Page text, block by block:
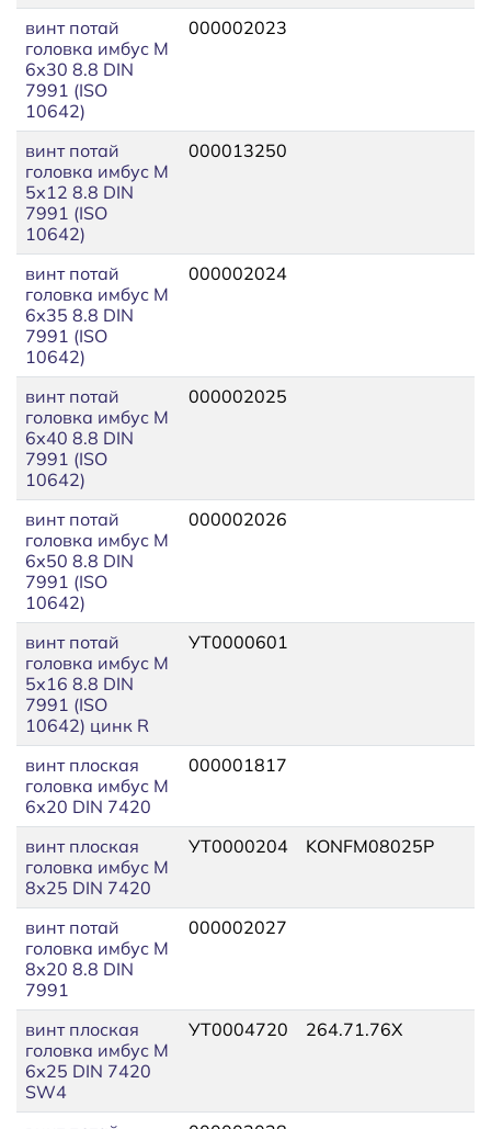
винт потай
головка имбус М
6х30 8.8 DIN
7991 (ISO
10642)
000002023
винт потай
головка имбус М
5х12 8.8 DIN
7991 (ISO
10642)
000013250
винт потай
головка имбус М
6х35 8.8 DIN
7991 (ISO
10642)
000002024
винт потай
головка имбус М
6х40 8.8 DIN
7991 (ISO
10642)
000002025
винт потай
головка имбус М
6х50 8.8 DIN
7991 (ISO
10642)
000002026
винт потай
головка имбус М
5х16 8.8 DIN
7991 (ISO
10642) цинк R
УТ0000601
винт плоская
головка имбус М
6х20 DIN 7420
000001817
винт плоская
головка имбус М
8х25 DIN 7420
УТ0000204 KONFM08025P
винт потай
головка имбус М
8х20 8.8 DIN
7991
000002027
винт плоская
головка имбус М
6х25 DIN 7420
SW4
УТ0004720 264.71.76Х